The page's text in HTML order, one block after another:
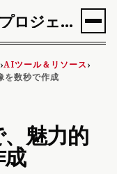
AIBIT - オープンソースプロジェクトの発見
›AIツール＆リソース›
数秒で作成
魅力的